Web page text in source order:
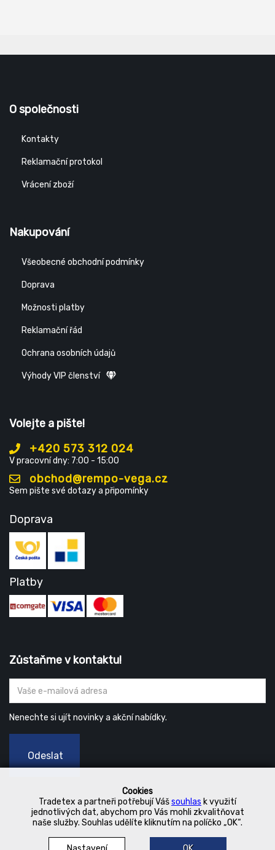
Cookies
Tradetex a partneři potřebují Vášsouhlas k využití
jednotlivých dat, abychom pro Vás mohli zkvalitňovat
naše služby. Souhlas udělíte kliknutím na políčko „OK“.
O společnosti
Kontakty
Reklamační protokol
Vrácení zboží
Nakupování
Všeobecné obchodní podmínky
Doprava
Možnosti platby
Reklamační řád
Ochrana osobních údajů
Výhody VIP členství
Volejte a pište!
+420 573 312 024
V pracovní dny: 7:00 - 15:00
obchod@rempo-vega.cz
Sem pište své dotazy a připomínky
Doprava
Platby
Zůstaňme v kontaktu!
Nenechte si ujít novinky a akční nabídky.
Odeslat